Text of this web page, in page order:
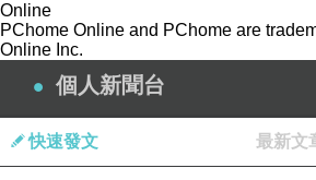
Online
PChome Online and PChome are
Online Inc.
個人新聞台
快速發文 最新文